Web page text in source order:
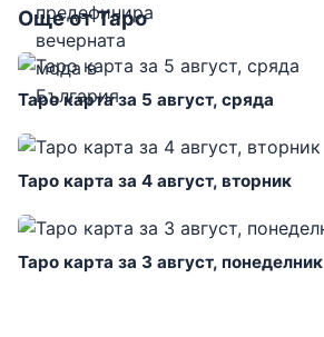
Още от Таро
Таро карта за 5 август, сряда
Таро карта за 4 август, вторник
Таро карта за 3 август, понеделник